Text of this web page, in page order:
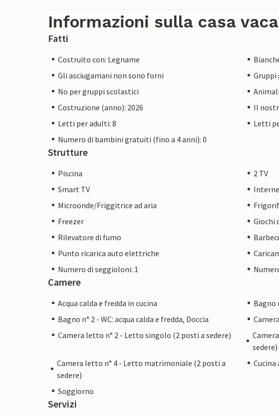
Informazioni sulla casa
Fatti
Costruito con: Legname
Gli asciugamani non sono forni
Gruppi
No per gruppi scolastici
Costruzione (anno): 2026
Il
Letti per adulti: 8
Letti
Numero di bambini gratuiti (fino a 4 anni): 0
Strutture
Piscina
2 TV
Smart TV
Microonde/Friggitrice ad aria
Freezer
Giochi
Rilevatore di fumo
Punto ricarica auto elettriche
Numero di seggioloni: 1
Camere
Acqua calda e fredda in cucina
Bagno
Bagno n° 2 - WC: acqua calda e fredda, Doccia
Camera letto n° 2 - Letto singolo (2 posti a sedere)
sedere)
Camera letto n° 4 - Letto matrimoniale (2 posti a
sedere)
Soggiorno
Servizi